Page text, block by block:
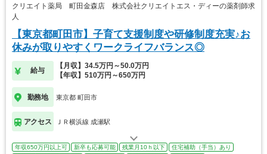
クリエイト薬局 町田金森店 株式会社クリエイトエス・ディーの薬剤師求
人
【東京都町田市】子育て支援制度や研修制度充実♪お
休みが取りやすくワークライフバランス◎
給与
【月収】34.5万円～50.0万円
【年収】510万円～650万円
勤務地 東京都 町田市
アクセス ＪＲ横浜線 成瀬駅
年収650万円以上可 新卒も応募可能 残業月10ｈ以下
住宅補助（手当）あり